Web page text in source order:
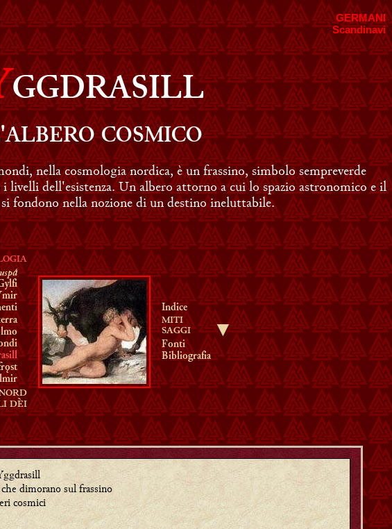
GERMANI
Scandinavi
GGDRASILL
COSMICO
nella cosmologia nordica, è un frassino, simbolo sempreverde
livelli dell'esistenza. Un albero attorno a cui lo spazio astronomico e il
fondono nella nozione di un destino ineluttabile.
DÈI
Indice
▼
MITI
SAGGI
Fonti
Bibliografia
dimorano sul frassino
cosmici